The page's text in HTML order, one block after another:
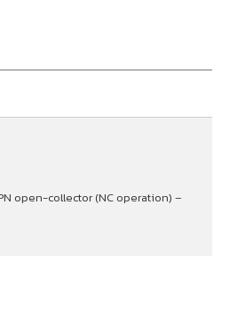
open-collector (NC operation) –